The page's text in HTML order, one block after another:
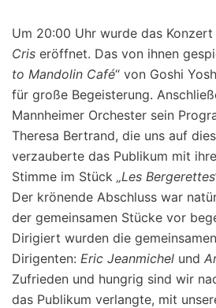
Um 20:00 Uhr wurde das
Cris eröffnet. Das von ihnen
to Mandolin Café“ von Goshi
für große Begeisterung.
Mannheimer Orchester sein
Theresa Bertrand, die uns auf
verzauberte das Publikum mit
Stimme im Stück „Les
Der krönende Abschluss war
der gemeinsamen Stücke vor
Dirigiert wurden die
Dirigenten: Eric Jeanmichel und
Zufrieden und hungrig sind wir
das Publikum verlangte, mit